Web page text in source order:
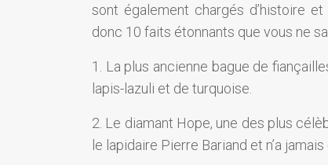
sont également chargés d’histoire
donc 10 faits étonnants que vous ne
1. La plus ancienne bague de
lapis-lazuli et de turquoise.
2. Le diamant Hope, une des plus
le lapidaire Pierre Bariand et n’a